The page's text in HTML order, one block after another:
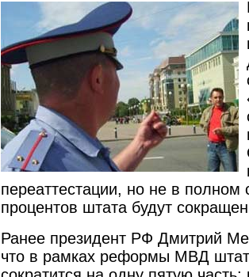
переаттестации, но не в полном
процентов штата будут
Ранее президент РФ Дмитрий
что в рамках реформы МВД